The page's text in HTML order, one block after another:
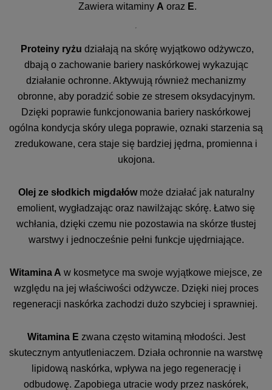
Zawiera witaminy A oraz E.
Proteiny ryżu działają na skórę wyjątkowo odżywczo,
dbają o zachowanie bariery naskórkowej wykazując
działanie ochronne. Aktywują również mechanizmy
obronne, aby poradzić sobie ze stresem oksydacyjnym.
Dzięki poprawie funkcjonowania bariery naskórkowej
ogólna kondycja skóry ulega poprawie, oznaki starzenia są
zredukowane, cera staje się bardziej jędrna, promienna i
ukojona.
Olej ze słodkich migdałówmoże działać jak naturalny
emolient, wygładzając oraz nawilżając skórę. Łatwo się
wchłania, dzięki czemu nie pozostawia na skórze tłustej
warstwy i jednocześnie pełni funkcje ujędrniające.
Witamina A w kosmetyce ma swoje wyjątkowe miejsce, ze
względu na jej właściwości odżywcze. Dzięki niej proces
regeneracji naskórka zachodzi dużo szybciej i sprawniej.
Witamina E zwana często witaminą młodości. Jest
skutecznym antyutleniaczem. Działa ochronnie na warstwę
lipidową naskórka, wpływa na jego regenerację i
odbudowę. Zapobiega utracie wody przez naskórek,